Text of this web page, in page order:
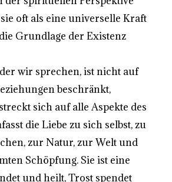
oft als eine universelle Kraft
Grundlage der Existenz
wir sprechen, ist nicht auf
beschränkt,
sich auf alle Aspekte des
die Liebe zu sich selbst, zu
zur Natur, zur Welt und
Schöpfung. Sie ist eine
und heilt, Trost spendet